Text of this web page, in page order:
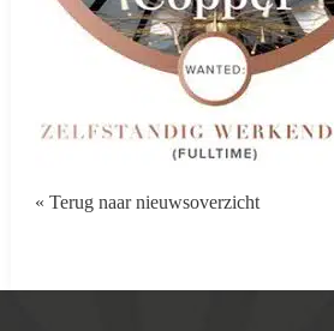
« Terug naar nieuwsoverzicht